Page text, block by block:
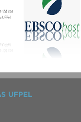
UFPEL